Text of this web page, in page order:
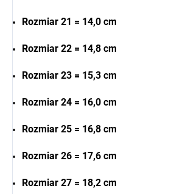
Rozmiar 21 = 14,0 cm
Rozmiar 22 = 14,8 cm
Rozmiar 23 = 15,3 cm
Rozmiar 24 = 16,0 cm
Rozmiar 25 = 16,8 cm
Rozmiar 26 = 17,6 cm
Rozmiar 27 = 18,2 cm